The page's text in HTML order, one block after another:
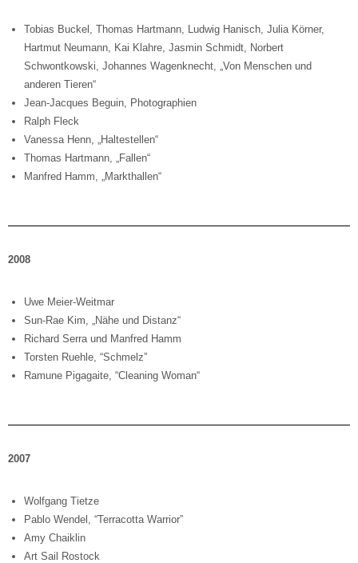
Tobias Buckel, Thomas Hartmann, Ludwig Hanisch, Julia Körner,
Hartmut Neumann, Kai Klahre, Jasmin Schmidt, Norbert
Schwontkowski, Johannes Wagenknecht, „Von Menschen und
anderen Tieren“
Jean-Jacques Beguin, Photographien
Ralph Fleck
Vanessa Henn, „Haltestellen“
Thomas Hartmann, „Fallen“
Manfred Hamm, „Markthallen“
2008
Uwe Meier-Weitmar
Sun-Rae Kim, „Nähe und Distanz“
Richard Serra und Manfred Hamm
Torsten Ruehle, “Schmelz”
Ramune Pigagaite, “Cleaning Woman“
2007
Wolfgang Tietze
Pablo Wendel, “Terracotta Warrior”
Amy Chaiklin
Art Sail Rostock